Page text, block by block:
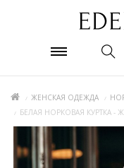
ЖЕНСКАЯ ОДЕЖДА
БЕЛАЯ НОРКОВАЯ КУРТКА -